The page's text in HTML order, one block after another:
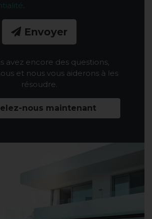
.
Envoyer
avez encore des questions,
et nous vous aiderons à les
résoudre.
nous maintenant